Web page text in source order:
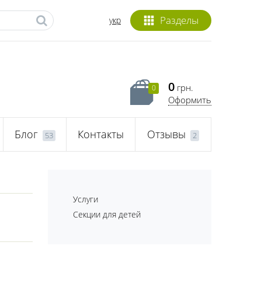
Разделы
укр
0 0 грн.
Оформить
Блог 53 Контакты Отзывы 2
Услуги
Секции для детей